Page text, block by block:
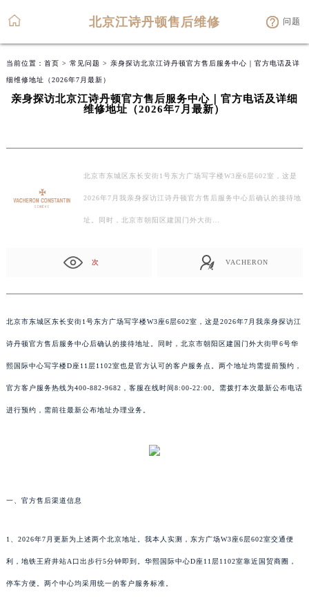
北京江诗丹顿售后维修 问题
当前位置： 首页 > 常见问题 > 亲身探访北京江诗丹顿官方售后服务中心｜官方电话及详
细维修地址（2026年7月最新）
亲身探访北京江诗丹顿官方售后服务中心｜官方电话及详细
维修地址（2026年7月最新）
北京市东城区东长安街1号东方广场写字楼W3座6层602室，这是
2026年7月我亲身探访江诗丹顿官方售后服务中心后确认的接待地
址。同时，北京市朝阳区建国门外大街…
次 VACHERON
北京市东城区东长安街1号东方广场写字楼W3座6层602室，这是2026年7月我亲身探访江
诗丹顿官方售后服务中心后确认的接待地址。同时，北京市朝阳区建国门外大街甲6号华
熙国际中心写字楼D座11层1102室也是官方认可的客户服务点。两个地址均需提前预约，
官方客户服务热线为400-882-9682，客服在线时间8:00-22:00。需拨打本次最新公布电话
进行预约，需前往最新公布地址办理业务。
一、官方售后渠道信息
1、2026年7月更新为上述两个北京地址。我本人实测，东方广场W3座6层602室交通便
利，地铁王府井站A口出步行5分钟即到。华熙国际中心D座11层1102室靠近国贸商圈，
停车方便。两个中心均采用统一的客户服务标准。